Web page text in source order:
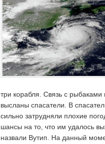
три корабля. Связь с
высланы спасатели. В
сильно затрудняли плохие
шансы на то, что им удалось
назвали Вутип. На данный